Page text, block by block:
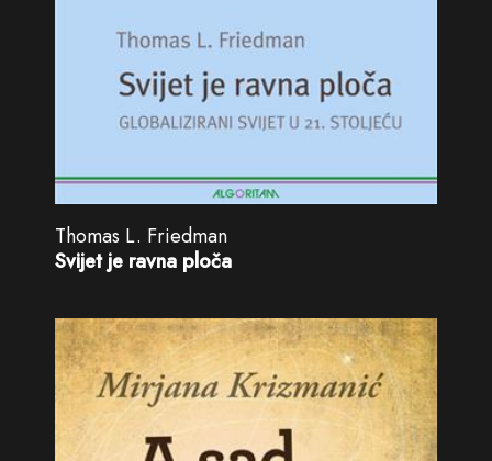
Thomas L. Friedman
Svijet je ravna ploča